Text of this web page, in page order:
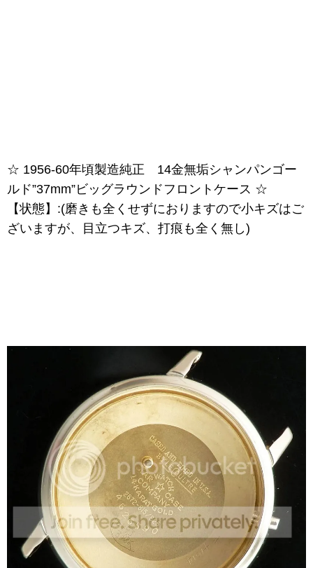
☆ 1956-60年頃製造純正 14金無垢シャンパンゴー
ルド”37mm”ビッグラウンドフロントケース ☆
【状態】:(磨きも全くせずにおりますので小キズはご
ざいますが、目立つキズ、打痕も全く無し)